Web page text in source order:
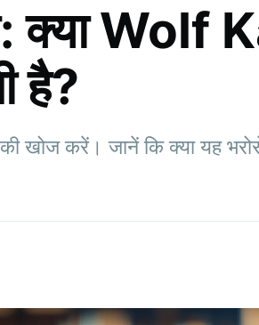
क्या
है?
खोज करें। जानें कि क्या यह